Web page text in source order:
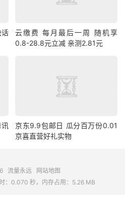
云缴费 每月最后一周 随机享
0.8-28.8元立减 亲测2.81元
京东9.9包邮日 瓜分百万份0.01
京喜直营好礼实物
流量永远
网站地图
：0.070 秒，内存占用：5.26 MB